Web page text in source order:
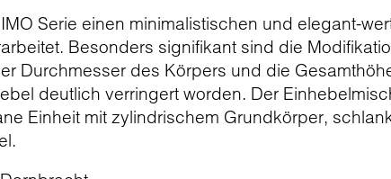
Serie einen minimalistischen und elegant-
Besonders signifikant sind die
Durchmesser des Körpers und die
deutlich verringert worden. Der
Einheit mit zylindrischem Grundkörper,